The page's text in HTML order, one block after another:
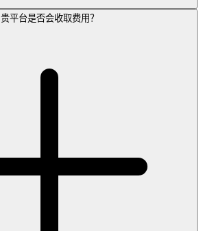
贵平台是否会收取费用？